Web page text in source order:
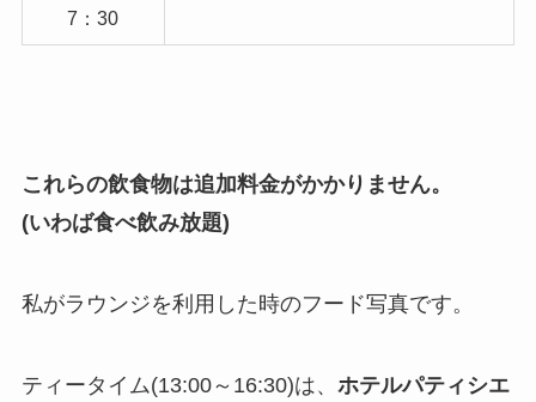
7：30
これらの飲食物は追加料金がかかりません。
(いわば食べ飲み放題)
私がラウンジを利用した時のフード写真です。
ティータイム(13:00～16:30)は、 ホテルパティシエ